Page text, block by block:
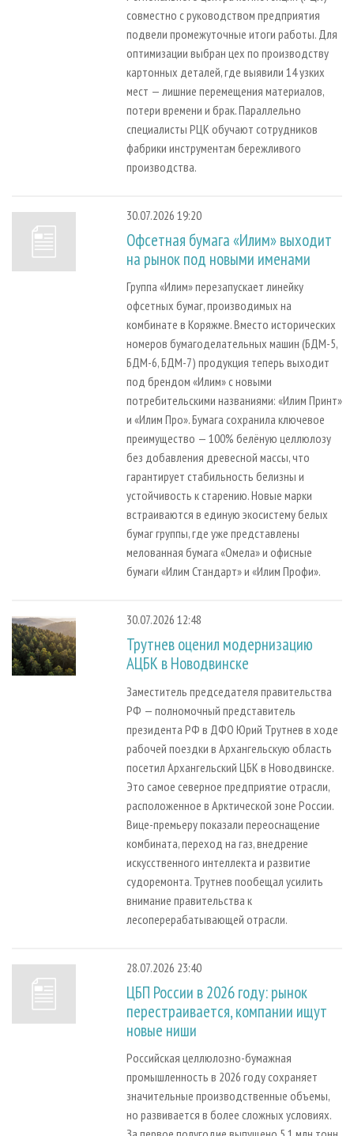
совместно с руководством предприятия
подвели промежуточные итоги работы. Для
оптимизации выбран цех по производству
картонных деталей, где выявили 14 узких
мест — лишние перемещения материалов,
потери времени и брак. Параллельно
специалисты РЦК обучают сотрудников
фабрики инструментам бережливого
производства.
30.07.2026 19:20
Офсетная бумага «Илим» выходит
на рынок под новыми именами
Группа «Илим» перезапускает линейку
офсетных бумаг, производимых на
комбинате в Коряжме. Вместо исторических
номеров бумагоделательных машин (БДМ-5,
БДМ-6, БДМ-7) продукция теперь выходит
под брендом «Илим» с новыми
потребительскими названиями: «Илим Принт»
и «Илим Про». Бумага сохранила ключевое
преимущество — 100% белёную целлюлозу
без добавления древесной массы, что
гарантирует стабильность белизны и
устойчивость к старению. Новые марки
встраиваются в единую экосистему белых
бумаг группы, где уже представлены
мелованная бумага «Омела» и офисные
бумаги «Илим Стандарт» и «Илим Профи».
30.07.2026 12:48
Трутнев оценил модернизацию
АЦБК в Новодвинске
Заместитель председателя правительства
РФ — полномочный представитель
президента РФ в ДФО Юрий Трутнев в ходе
рабочей поездки в Архангельскую область
посетил Архангельский ЦБК в Новодвинске.
Это самое северное предприятие отрасли,
расположенное в Арктической зоне России.
Вице-премьеру показали переоснащение
комбината, переход на газ, внедрение
искусственного интеллекта и развитие
судоремонта. Трутнев пообещал усилить
внимание правительства к
лесоперерабатывающей отрасли.
28.07.2026 23:40
ЦБП России в 2026 году: рынок
перестраивается, компании ищут
новые ниши
Российская целлюлозно-бумажная
промышленность в 2026 году сохраняет
значительные производственные объемы,
но развивается в более сложных условиях.